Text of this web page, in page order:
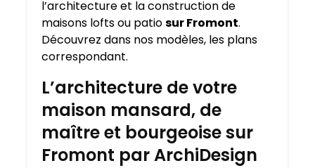
l’architecture et la construction de
maisons lofts ou patiosur Fromont.
Découvrez dans nos modèles, les plans
correspondant.
L’architecture de votre
maison mansard, de
maître et bourgeoise sur
Fromont par ArchiDesign